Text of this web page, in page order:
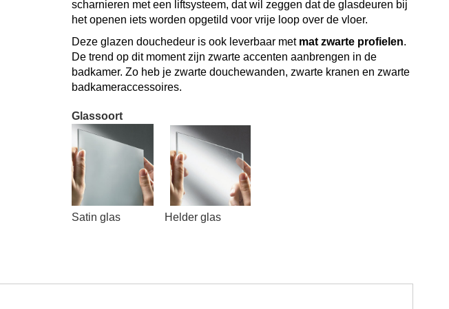
scharnieren met een liftsysteem, dat wil zeggen dat de glasdeuren bij
het openen iets worden opgetild voor vrije loop over de vloer.
Deze glazen douchedeur is ook leverbaar met mat zwarte profielen.
De trend op dit moment zijn zwarte accenten aanbrengen in de
badkamer. Zo heb je zwarte douchewanden, zwarte kranen en zwarte
badkameraccessoires.
Glassoort
Satin glas Helder glas